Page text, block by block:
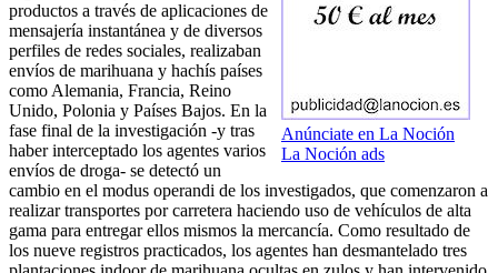
Anúnciate en La Noción
La Noción ads
productos a través de aplicaciones de
mensajería instantánea y de diversos
perfiles de redes sociales, realizaban
envíos de marihuana y hachís países
como Alemania, Francia, Reino
Unido, Polonia y Países Bajos. En la
fase final de la investigación -y tras
haber interceptado los agentes varios
envíos de droga- se detectó un
cambio en el modus operandi de los investigados, que comenzaron a
realizar transportes por carretera haciendo uso de vehículos de alta
gama para entregar ellos mismos la mercancía. Como resultado de
los nueve registros practicados, los agentes han desmantelado tres